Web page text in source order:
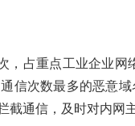
，占重点工业企业
信次数最多的恶意
通信，及时对内网